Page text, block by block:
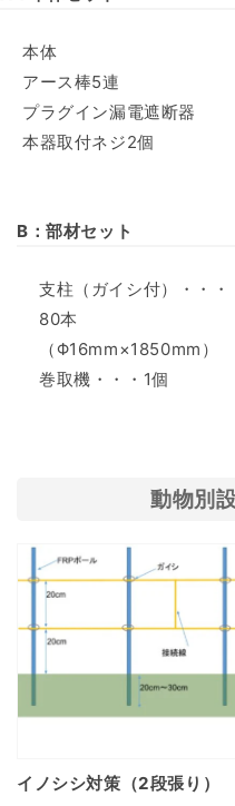
本体
アース棒5連
プラグイン漏電遮断器
本器取付ネジ2個
B：部材セット
支柱（ガイシ付）・・・
80本
（Φ16mm×1850mm）
巻取機・・・1個
動物別
イノシシ対策（2段張り）